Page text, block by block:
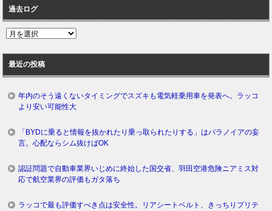
過去ログ
過
ロ
グ
最近の投稿
年内のそう遠くないタイミングでスズキも電気軽乗用車を発表へ。ラッコ
より安い可能性大
「BYDに乗ると情報を抜かれたり乗っ取られたりする」はパラノイアの妄
言。心配ならシム抜けばOK
認証問題で自動車業界いじめに終始した国交省、羽田空港危険ニアミス対
応で航空業界の評価もガタ落ち
ラッコで最も評価すべき点は安全性。リアシートベルト、きっちりプリテ